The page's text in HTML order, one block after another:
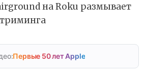
на Roku размывает
Первые 50 лет Apple